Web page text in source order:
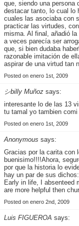
que, siendo una persona
destacar tanto, lo cual lo
cuales las asociaba con
practicar las virtudes,
misma. Al final, añadió
a veces parecía ser
que, si bien dudaba
razonable imitación de
aspirar de una virtud tan
Posted on enero 1st, 2009
シbilly Muñoz says:
interesante lo de las 13
tu tamal yo tambien
Posted on enero 1st, 2009
Anonymous says:
Gracias por la carita con
buenisimo!!!!Ahora,
por que la historia lo
hay un par de sus
Early in life, I absenteed
are more helpful then
Posted on enero 2nd, 2009
Luis FIGUEROA says: